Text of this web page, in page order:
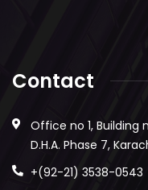
Contact
Office no 1, Building
D.H.A. Phase 7,
+(92-21) 3538-0543